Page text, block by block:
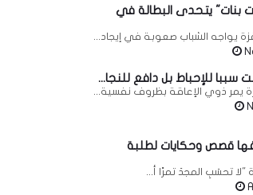
بنات" يتحدى البطالة في
يواجه الشباب صعوبة في إيجاد...
سببا للإحباط بل دافع للنجا...
يمر ذوي الإعاقة بظروف نفسية...
قصص وحكايات لطلبة
تحسَبِ المجدَ تمرًا أ...